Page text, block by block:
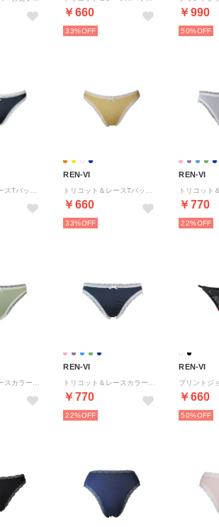
￥660
33%
￥990
50%
REN-VI
￥660
33%
REN-VI
￥770
22%
REN-VI
￥770
22%
REN-VI
￥660
50%